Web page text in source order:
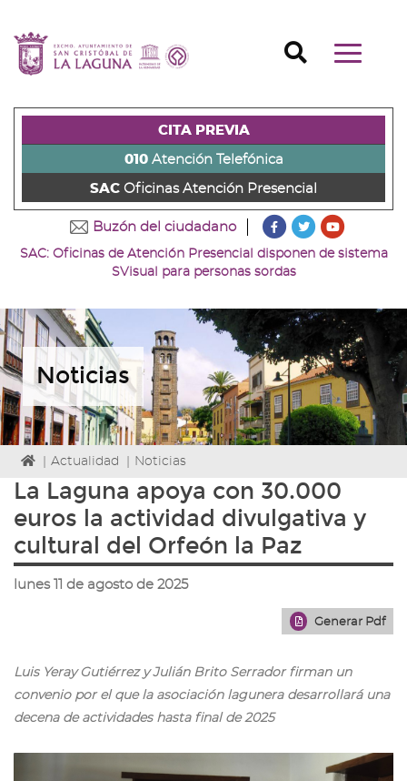
contenido
principal
página
s)
a
la
la
+
Ir
al
la
+
Ir
principal
u)
Mostrar/
Buscador
CITA PREVIA
010Atención Telefónica
SAC Oficinas Atención Presencial
Buzón del ciudadano
???
Ir
a
página
de
Facebook
???
Ir
página
de
Twitter
Ir
canal
de
Youtube
SAC: Oficinas de Atención Presencial disponen de sistema
SVisual para personas sordas
Noticias
Icono
Home
para
a
la
página
Actualidad Noticias
La Laguna apoya con 30.000
euros la actividad divulgativa y
cultural del Orfeón la Paz
lunes 11 de agosto de 2025
Generar Pdf
Luis Yeray Gutiérrez y Julián Brito Serrador firman un
convenio por el que la asociación lagunera desarrollará una
decena de actividades hasta final de 2025